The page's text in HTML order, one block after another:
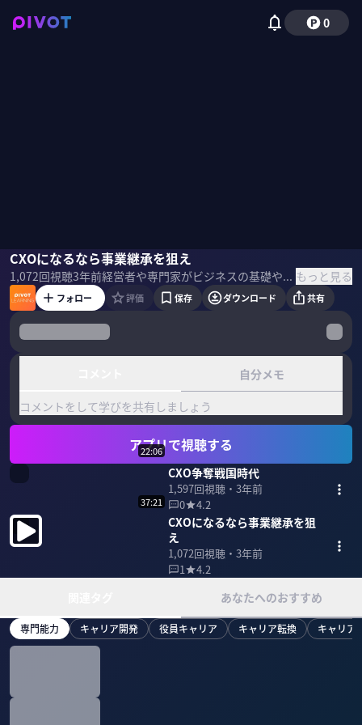
0
CXOになるなら事業継承を狙え
1,072回視聴3年前 経営者や専門家がビジネスの基礎や最新テーマを教える「PIVOT LEARNING」。カリスマ転職エージェントの森本千賀子氏に「CXOへの道」を聞いた。 もっと見る
森本千賀子佐々木紀彦
フォロー 評価 保存 ダウンロード 共有
自分メモ
コメントをして学びを共有しましょう
アプリで視聴する
22:06
CXO争奪戦国時代
1,597回視聴・ 3年前
0
4.2
37:21
CXOになるなら事業継承を狙
え
1,072回視聴・ 3年前
1
4.2
あなたへのおすすめ
専門能力 キャリア開発 役員キャリア キャリア転換 キャリア